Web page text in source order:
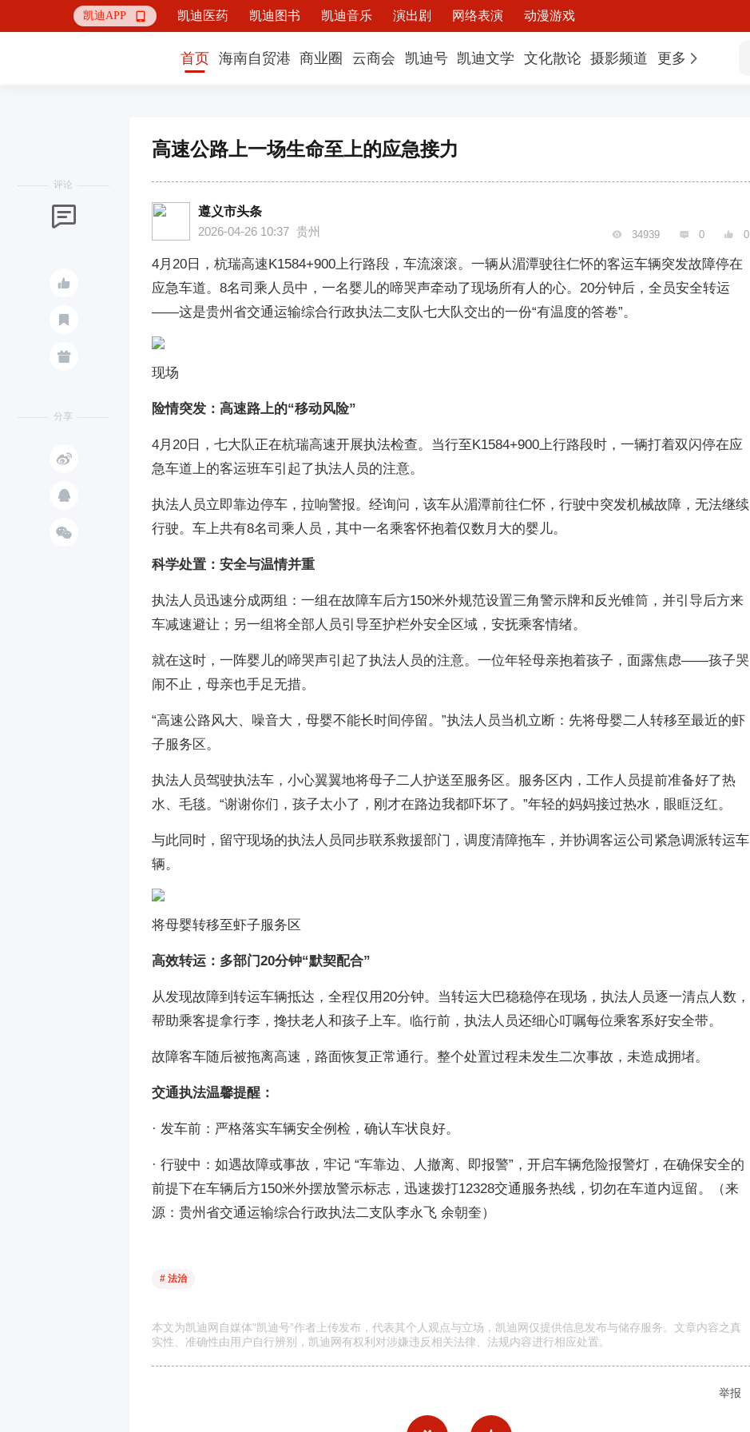
凯迪APP  凯迪医药 凯迪图书 凯迪音乐 演出剧 网络表演 动漫游戏
首页 海南自贸港 商业圈 云商会 凯迪号 凯迪文学 文化散论 摄影频道 更多
评论



分享



高速公路上一场生命至上的应急接力
遵义市头条
2026-04-26 10:37 贵州  34939  0  0
4月20日，杭瑞高速K1584+900上行路段，车流滚滚。一辆从湄潭驶往仁怀的客运车辆突发故障停在
应急车道。8名司乘人员中，一名婴儿的啼哭声牵动了现场所有人的心。20分钟后，全员安全转运
——这是贵州省交通运输综合行政执法二支队七大队交出的一份“有温度的答卷”。
现场
险情突发：高速路上的“移动风险”
4月20日，七大队正在杭瑞高速开展执法检查。当行至K1584+900上行路段时，一辆打着双闪停在应
急车道上的客运班车引起了执法人员的注意。
执法人员立即靠边停车，拉响警报。经询问，该车从湄潭前往仁怀，行驶中突发机械故障，无法继续
行驶。车上共有8名司乘人员，其中一名乘客怀抱着仅数月大的婴儿。
科学处置：安全与温情并重
执法人员迅速分成两组：一组在故障车后方150米外规范设置三角警示牌和反光锥筒，并引导后方来
车减速避让；另一组将全部人员引导至护栏外安全区域，安抚乘客情绪。
就在这时，一阵婴儿的啼哭声引起了执法人员的注意。一位年轻母亲抱着孩子，面露焦虑——孩子哭
闹不止，母亲也手足无措。
“高速公路风大、噪音大，母婴不能长时间停留。”执法人员当机立断：先将母婴二人转移至最近的虾
子服务区。
执法人员驾驶执法车，小心翼翼地将母子二人护送至服务区。服务区内，工作人员提前准备好了热
水、毛毯。“谢谢你们，孩子太小了，刚才在路边我都吓坏了。”年轻的妈妈接过热水，眼眶泛红。
与此同时，留守现场的执法人员同步联系救援部门，调度清障拖车，并协调客运公司紧急调派转运车
辆。
将母婴转移至虾子服务区
高效转运：多部门20分钟“默契配合”
从发现故障到转运车辆抵达，全程仅用20分钟。当转运大巴稳稳停在现场，执法人员逐一清点人数，
帮助乘客提拿行李，搀扶老人和孩子上车。临行前，执法人员还细心叮嘱每位乘客系好安全带。
故障客车随后被拖离高速，路面恢复正常通行。整个处置过程未发生二次事故，未造成拥堵。
交通执法温馨提醒：
· 发车前：严格落实车辆安全例检，确认车状良好。
· 行驶中：如遇故障或事故，牢记 “车靠边、人撤离、即报警”，开启车辆危险报警灯，在确保安全的
前提下在车辆后方150米外摆放警示标志，迅速拨打12328交通服务热线，切勿在车道内逗留。（来
源：贵州省交通运输综合行政执法二支队李永飞 余朝奎）
# 法治
本文为凯迪网自媒体“凯迪号”作者上传发布，代表其个人观点与立场，凯迪网仅提供信息发布与储存服务。文章内容之真
实性、准确性由用户自行辨别，凯迪网有权利对涉嫌违反相关法律、法规内容进行相应处置。
举报